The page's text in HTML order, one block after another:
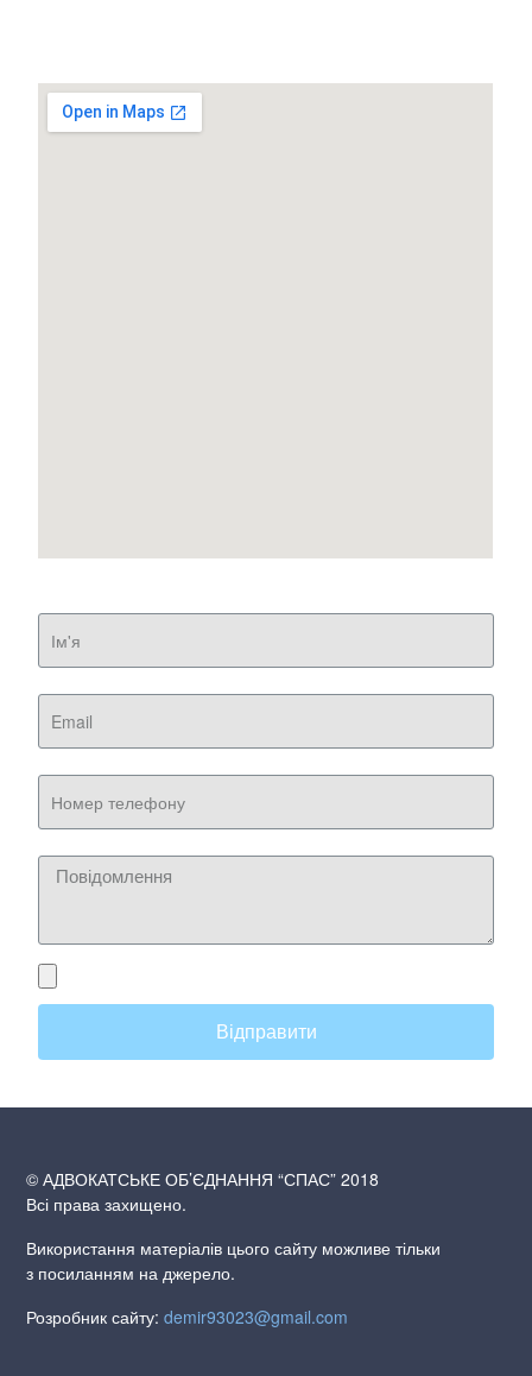
Відправити
© АДВОКАТСЬКЕ ОБ’ЄДНАННЯ “СПАС” 2018
Всі права захищено.
Використання матеріалів цього сайту можливе тільки
з посиланням на джерело.
Розробник сайту:demir93023@gmail.com